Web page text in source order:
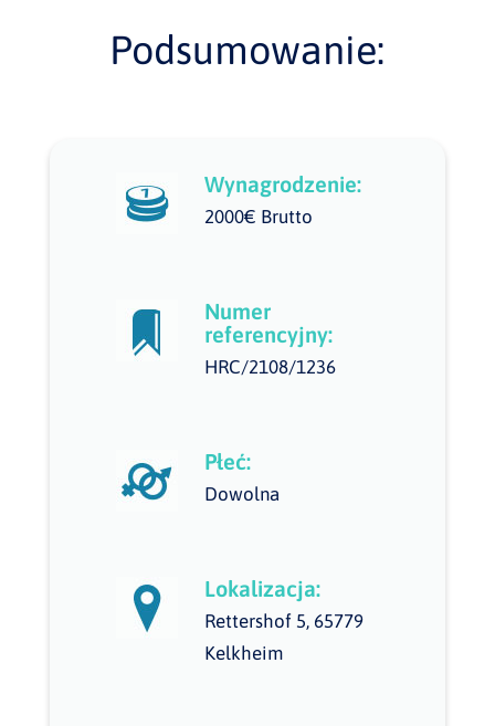
Podsumowanie:
Wynagrodzenie:
2000€ Brutto
Numer
referencyjny:
HRC/2108/1236
Płeć:
Dowolna
Lokalizacja:
Rettershof 5, 65779
Kelkheim